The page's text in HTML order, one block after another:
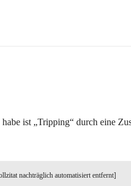
ist „Tripping“ durch eine
nachträglich automatisiert entfernt]